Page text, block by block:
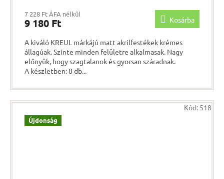
7 228 Ft ÁFA nélkül
9 180 Ft Kosárba
A kiváló KREUL márkájú matt akrilfestékek krémes
állagúak. Szinte minden felületre alkalmasak. Nagy
előnyük, hogy szagtalanok és gyorsan száradnak.
A készletben: 8 db...
Újdonság
Kód: 518